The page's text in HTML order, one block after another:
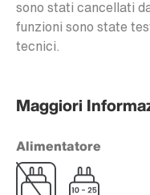
sono stati cancellati
funzioni sono state
tecnici.
Maggiori
Alimentatore